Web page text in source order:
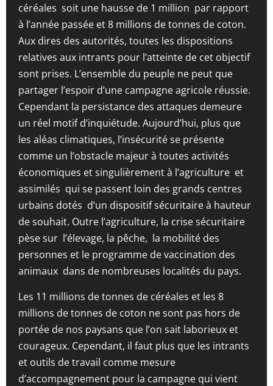
céréales soit une hausse de 1 million par rapport
à l’année passée et 8 millions de tonnes de coton.
Aux dires des autorités, toutes les dispositions
relatives aux intrants pour l’atteinte de cet objectif
sont prises. L’ensemble du peuple ne peut que
partager l’espoir d’une campagne agricole réussie.
Cependant la persistance des attaques demeure
un réel motif d’inquiétude. Aujourd’hui, plus que
les aléas climatiques, l’insécurité se présente
comme un l’obstacle majeur à toutes activités
économiques et singulièrement à l’agriculture et
assimilés qui se passent loin des grands centres
urbains dotés d’un dispositif sécuritaire à hauteur
de souhait. Outre l’agriculture, la crise sécuritaire
pèse sur l’élevage, la pêche, la mobilité des
personnes et le programme de vaccination des
animaux dans de nombreuses localités du pays.
Les 11 millions de tonnes de céréales et les 8
millions de tonnes de coton ne sont pas hors de
portée de nos paysans que l’on sait laborieux et
courageux. Cependant, il faut plus que les intrants
et outils de travail comme mesure
d’accompagnement pour la campagne qui vient